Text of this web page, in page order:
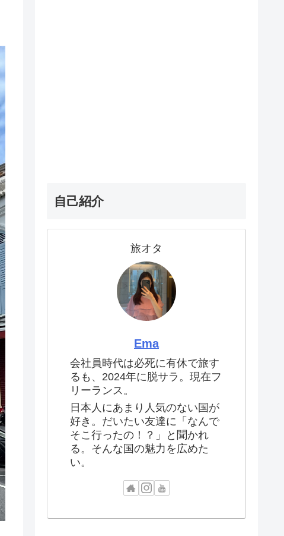
自己紹介
旅オタ
Ema
会社員時代は必死に有休で旅す
るも、2024年に脱サラ。現在フ
リーランス。
日本人にあまり人気のない国が
好き。だいたい友達に「なんで
そこ行ったの！？」と聞かれ
る。そんな国の魅力を広めた
い。